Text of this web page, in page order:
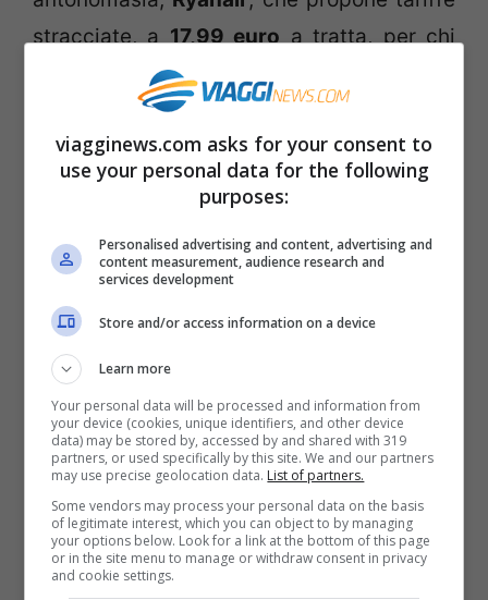
stracciate, a17,99 euroa tratta, per chi
Febbraio e Marzo
entro la mezzanotte di oggi. A questa
tariffa potrete raggiungere, daRoma
Ciampino, gli aeroporti di Marsiglia, Bari,
Milanoarriverete adAmburgo, Brema,
Budapest, Dusseldorf e Francoforte
Consultate il sito per vedere tutte le
innumerevoli offerte, ma affrettatevi, la
promozione scade a mezzanotte!
Concludiamo il nostro giro con
Express, che si dedica alla Trinacria
offrendo voli da e per laSiciliaa tariffe che
partono da34,98 euro
viagginews.com asks for your consent to
use your personal data for the following
purposes:
Personalised advertising and content, advertising and
content measurement, audience research and
services development
Store and/or access information on a device
Learn more
Your personal data will be processed and information from
your device (cookies, unique identifiers, and other device
data) may be stored by, accessed by and shared with 319
partners, or used specifically by this site. We and our partners
may use precise geolocation data. List of partners.
Some vendors may process your personal data on the basis
of legitimate interest, which you can object to by managing
your options below. Look for a link at the bottom of this page
or in the site menu to manage or withdraw consent in privacy
and cookie settings.